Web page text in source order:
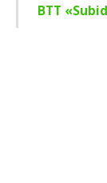
BTT